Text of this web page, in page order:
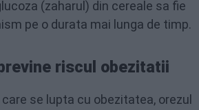
(zaharul) din cereale sa fie
pe o durata mai lunga de timp.
riscul obezitatii
se lupta cu obezitatea, orezul